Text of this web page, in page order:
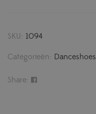
SKU: 1094
Categorieën: Danceshoes
Share: